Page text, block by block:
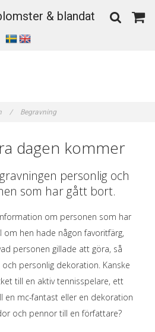
& blandat
/ Begravning
dagen kommer
personlig och
som har gått bort.
om personen som har
hen hade någon favoritfärg,
personen gillade att göra, så
personlig dekoration. Kanske
till en aktiv tennisspelare, ett
en mc-fantast eller en dekoration
och pennor till en författare?